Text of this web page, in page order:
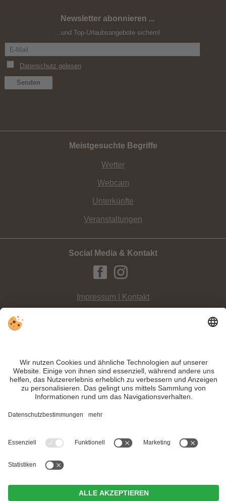
Osttirol zum Verlieben
Newsletter abonnieren ...
...und Top-Urlaubsangebote sichern!
Meistgesuchte Begriffe
Wetter
Webcam
Unterkünfte
Veranstaltungen
Social Media & Kontakt
Impressum | Kontakt
Kräftig in die Pedale treten heißt es für die
mehr als 3000 Teilnehmer
auftreten. Wir übernehmen keine Gewähr für die Richtigkeit und Vollständigkeit
Informieren Sie sich sicherheitshalber nochmals beim Veranstalter vor Ort über